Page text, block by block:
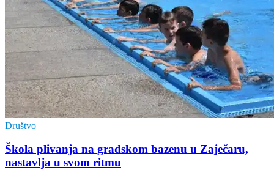
Društvo
Škola plivanja na gradskom bazenu u Zaječaru,
nastavlja u svom ritmu